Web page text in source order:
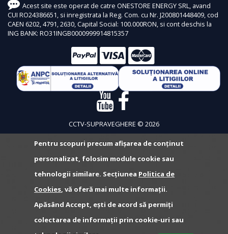
Acest site este operat de catre ONESTORE ENERGY SRL, avand
CUI RO24386651, si inregistrata la Reg. Com. cu Nr. J200801448409, cod
CAEN 6202, 4791, 2630, Capital Social: 100.000RON, si cont deschis la
ING BANK: RO31INGB0000999914815357
CCTV-SUPRAVEGHERE © 2026
Pentru scopuri precum afișarea de conținut
personalizat, folosim module cookie sau
tehnologii similare. Secțiunea Politica de
Cookies, vă oferă mai multe informații.
Apăsând Accept, ești de acord să permiți
colectarea de informații prin cookie-uri sau